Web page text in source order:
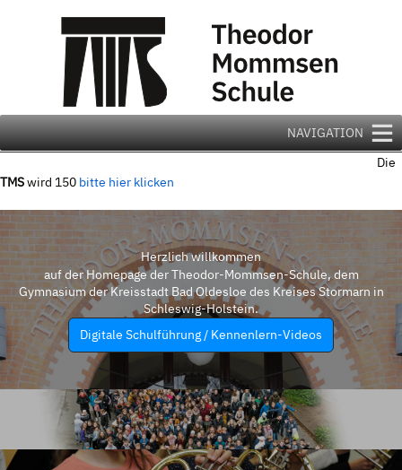
NAVIGATION
Die
TMSwird 150 bitte hier klicken
Herzlich willkommen
auf der Homepage der Theodor-Mommsen-Schule, dem
Gymnasium der Kreisstadt Bad Oldesloe des Kreises Stormarn in
Schleswig-Holstein.
Digitale Schulführung / Kennenlern-Videos